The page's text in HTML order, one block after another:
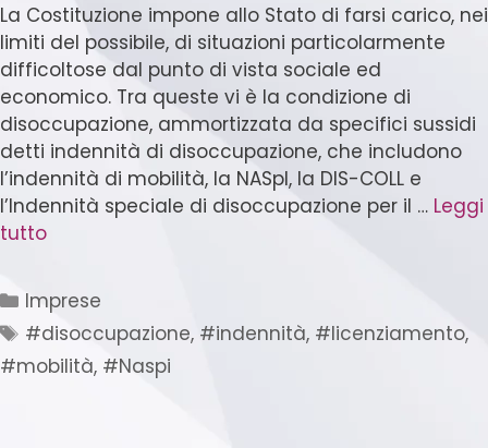
La Costituzione impone allo Stato di farsi carico, nei
limiti del possibile, di situazioni particolarmente
difficoltose dal punto di vista sociale ed
economico. Tra queste vi è la condizione di
disoccupazione, ammortizzata da specifici sussidi
detti indennità di disoccupazione, che includono
l’indennità di mobilità, la NASpI, la DIS-COLL e
l’Indennità speciale di disoccupazione per il … Leggi
tutto
Imprese
#disoccupazione, #indennità, #licenziamento,
#mobilità, #Naspi